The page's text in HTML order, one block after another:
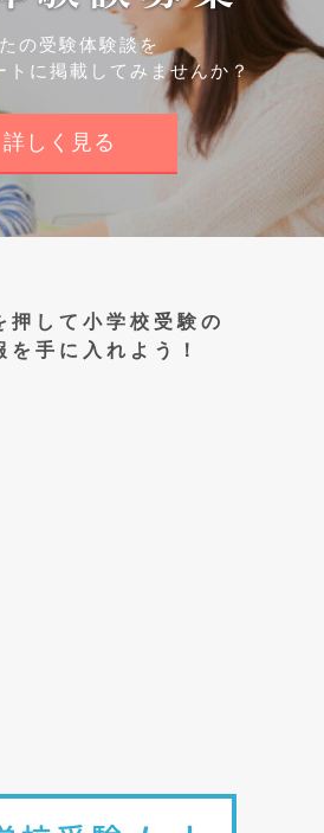
の受験体験談を
トに掲載してみませんか？
詳しく見る
押して小学校受験の
を手に入れよう！